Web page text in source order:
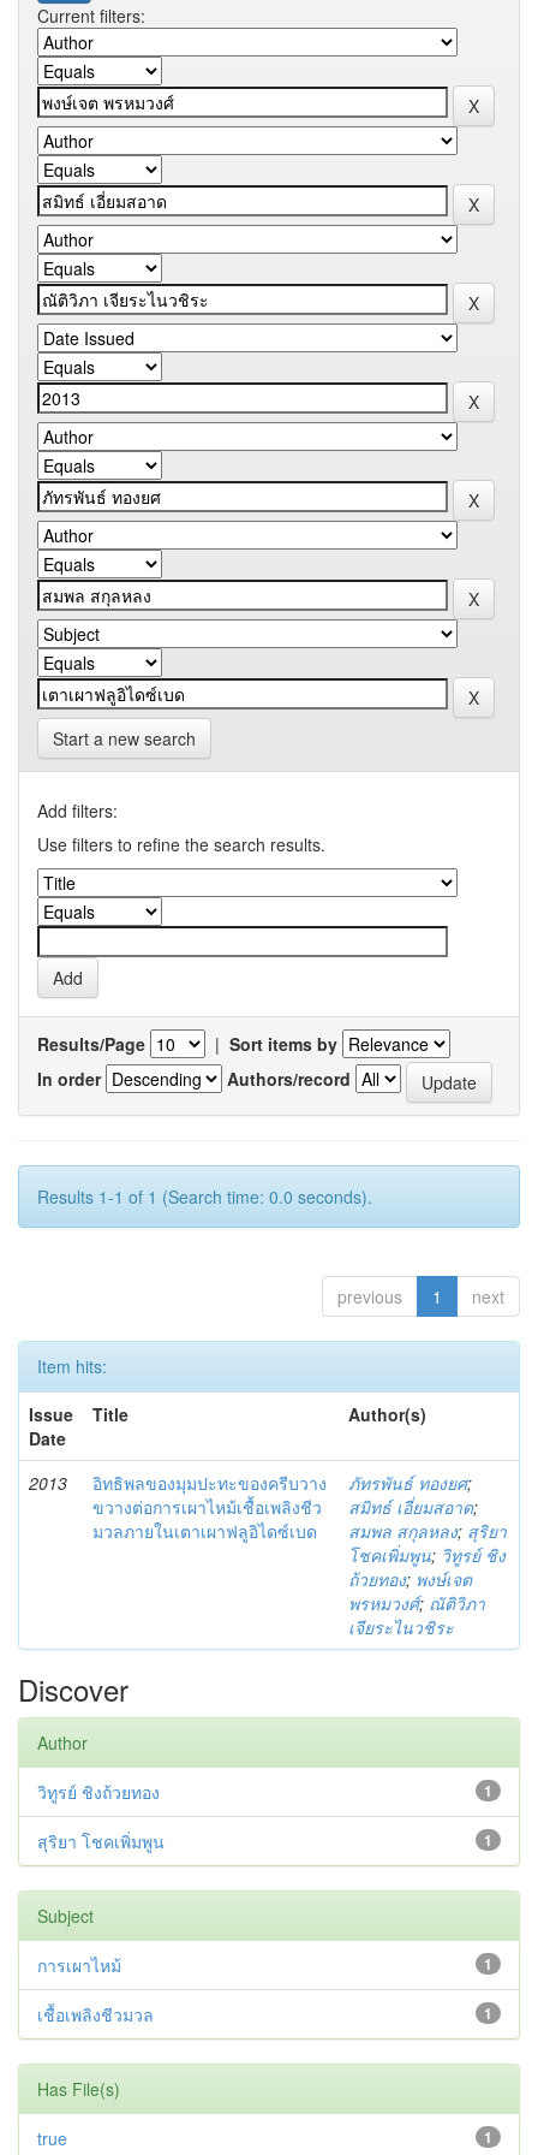
Current filters:
Start a new search
Add filters:
Use filters to refine the search results.
Results/Page | Sort items by
In order
Authors/record
Results 1-1 of 1 (Search time: 0.0 seconds).
previous 1 next
Item hits:
Issue
Date
Title Author(s)
2013
อิทธิพลของมุมปะทะของครีบวาง
ขวางต่อการเผาไหม้เชื้อเพลิงชีว
มวลภายในเตาเผาฟลูอิไดซ์เบด
ภัทรพันธ์ ทองยศ;
สมิทธ์ เอี่ยมสอาด;
สมพล สกุลหลง; สุริยา
โชคเพิ่มพูน; วิทูรย์ ชิง
ถ้วยทอง; พงษ์เจต
พรหมวงศ์; ณัติวิภา
เจียระไนวชิระ
Discover
Author
1
วิทูรย์ ชิงถ้วยทอง
1
สุริยา โชคเพิ่มพูน
Subject
1
การเผาไหม้
1
เชื้อเพลิงชีวมวล
Has File(s)
1
true